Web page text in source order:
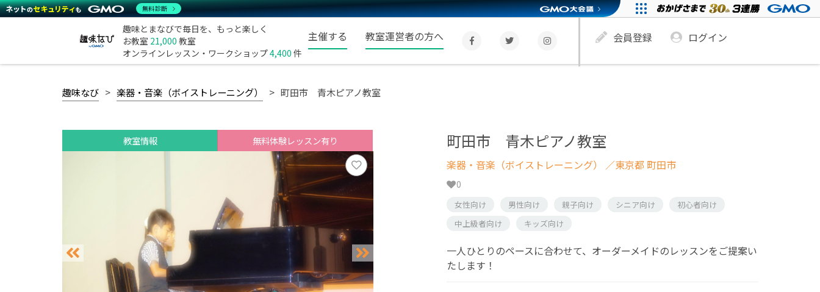
趣味とまなびで毎日を、もっと楽しく
お教室 21,000 教室
オンラインレッスン・ワークショップ4,400 件
主催する 教室運営者の方へ 会員登録 ログイン
趣味なび 楽器・音楽（ボイストレーニング） 町田市 青木ピアノ教室
教室情報 無料体験レッスン有り 町田市 青木ピアノ教室
楽器・音楽（ボイストレーニング） ／東京都 町田市
0
女性向け 男性向け 親子向け シニア向け
初心者向け
中上級者向け
キッズ向け
一人ひとりのペースに合わせて、オーダーメイドのレッスンをご提案い
たします！
無料診断